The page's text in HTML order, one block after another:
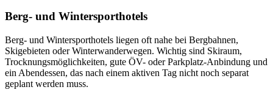
Berg- und Wintersporthotels
Berg- und Wintersporthotels liegen oft nahe bei Bergbahnen,
Skigebieten oder Winterwanderwegen. Wichtig sind Skiraum,
Trocknungsmöglichkeiten, gute ÖV- oder Parkplatz-Anbindung und
ein Abendessen, das nach einem aktiven Tag nicht noch separat
geplant werden muss.